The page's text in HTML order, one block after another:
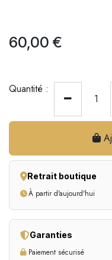
60,00 €
Quantité :
Retrait boutique
À partir d'aujourd'hui
Garanties
Paiement sécurisé